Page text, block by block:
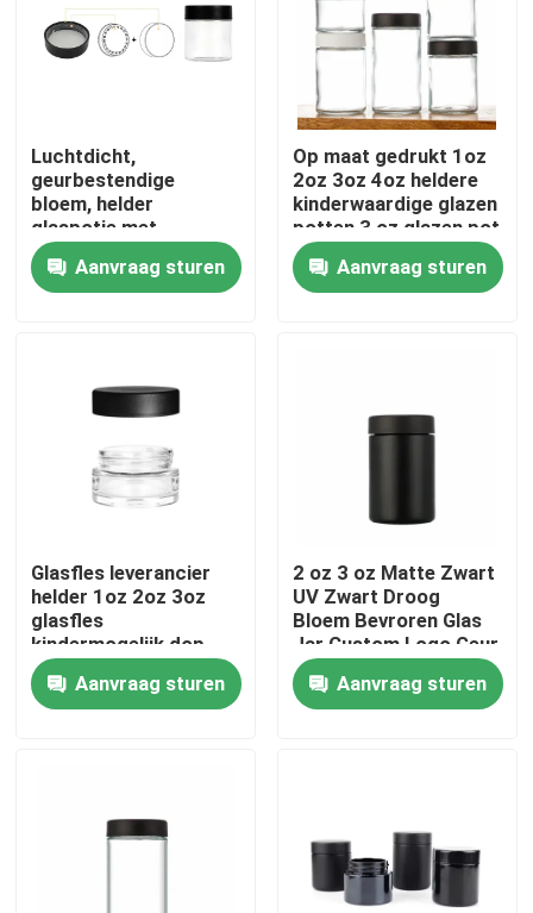
Huis
Producten
Ongeveer ons
Kwaliteitscontrole
Contacteer ons
Verzoek om een Citaat
De Kruiken van het glasconcentraat
Luchtdicht,
geurbestendige
bloem, helder
glaspotje met
kindervriendelijke dop,
wit plat deksel, glad,
aangepast logo.
Aanvraag sturen
Op maat gedrukt 1oz
2oz 3oz 4oz heldere
kinderwaardige glazen
potten 3 oz glazen pot
rechtzijdig glazen
kinderwaardig cap Cr
pot
Aanvraag sturen
Glasfles leverancier
helder 1oz 2oz 3oz
glasfles
kindermogelijk dop
luchtdicht
geurbestendige
container
Aanvraag sturen
2 oz 3 oz Matte Zwart
UV Zwart Droog
Bloem Bevroren Glas
Jar Custom Logo Geur
Proof Kind Proof
Veiligheidslot Deksel
Aanvraag sturen